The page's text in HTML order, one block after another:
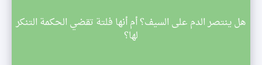
هل ينتصر الدم على السيف؟ أم أنها فلتة تقضي الحكمة التنكر
لها؟